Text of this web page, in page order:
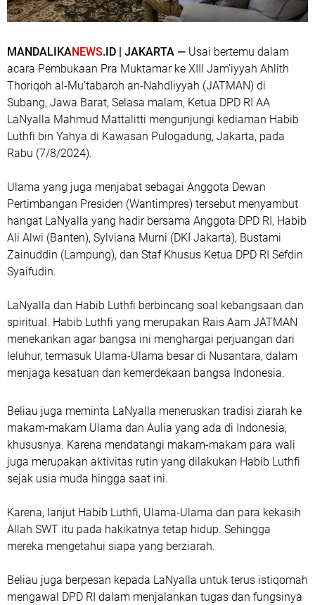
MANDALIKANEWS.ID | JAKARTA — Usai bertemu dalam
acara Pembukaan Pra Muktamar ke XIII Jam’iyyah Ahlith
Thoriqoh al-Mu’tabaroh an-Nahdliyyah (JATMAN) di
Subang, Jawa Barat, Selasa malam, Ketua DPD RI AA
LaNyalla Mahmud Mattalitti mengunjungi kediaman Habib
Luthfi bin Yahya di Kawasan Pulogadung, Jakarta, pada
Rabu (7/8/2024).
Ulama yang juga menjabat sebagai Anggota Dewan
Pertimbangan Presiden (Wantimpres) tersebut menyambut
hangat LaNyalla yang hadir bersama Anggota DPD RI, Habib
Ali Alwi (Banten), Sylviana Murni (DKI Jakarta), Bustami
Zainuddin (Lampung), dan Staf Khusus Ketua DPD RI Sefdin
Syaifudin.
LaNyalla dan Habib Luthfi berbincang soal kebangsaan dan
spiritual. Habib Luthfi yang merupakan Rais Aam JATMAN
menekankan agar bangsa ini menghargai perjuangan dari
leluhur, termasuk Ulama-Ulama besar di Nusantara, dalam
menjaga kesatuan dan kemerdekaan bangsa Indonesia.
Beliau juga meminta LaNyalla meneruskan tradisi ziarah ke
makam-makam Ulama dan Aulia yang ada di Indonesia,
khususnya. Karena mendatangi makam-makam para wali
juga merupakan aktivitas rutin yang dilakukan Habib Luthfi
sejak usia muda hingga saat ini.
Karena, lanjut Habib Luthfi, Ulama-Ulama dan para kekasih
Allah SWT itu pada hakikatnya tetap hidup. Sehingga
mereka mengetahui siapa yang berziarah.
Beliau juga berpesan kepada LaNyalla untuk terus istiqomah
mengawal DPD RI dalam menjalankan tugas dan fungsinya